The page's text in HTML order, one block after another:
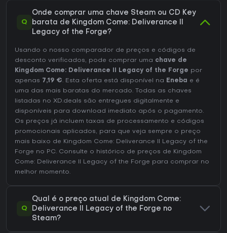
Q
Onde comprar uma chave Steam ou CD Key
barata de Kingdom Come: Deliverance II
Legacy of the Forge?
Usando o nosso comparador de preços e códigos de
desconto verificados, pode comprar uma chave de
Kingdom Come: Deliverance II Legacy of the Forge por
apenas 7,19 €. Esta oferta está disponível na Eneba e é
uma das mais baratas do mercado. Todas as chaves
listadas no XD.deals são entregues digitalmente e
disponíveis para download imediato após o pagamento.
Os preços já incluem taxas de processamento e códigos
promocionais aplicados, para que veja sempre o preço
mais baixo de Kingdom Come: Deliverance II Legacy of the
Forge no PC. Consulte o histórico de preços de Kingdom
Come: Deliverance II Legacy of the Forge para comprar no
melhor momento.
Q
Qual é o preço atual de Kingdom Come:
Deliverance II Legacy of the Forge no
Steam?